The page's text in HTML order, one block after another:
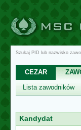
Szukaj PID lub nazwisko
CEZAR
Lista zawodników
Kandydat